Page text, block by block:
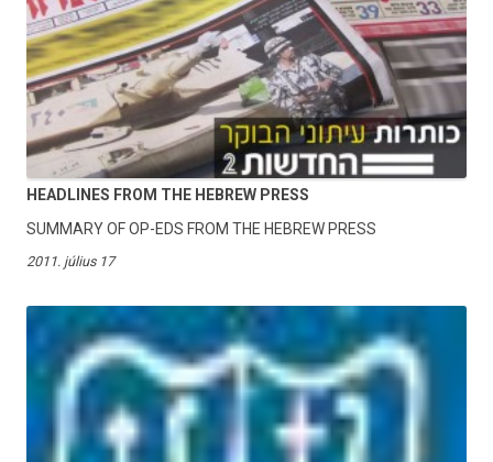
HEADLINES FROM THE HEBREW PRESS
SUMMARY OF OP-EDS FROM THE HEBREW PRESS
2011. július 17